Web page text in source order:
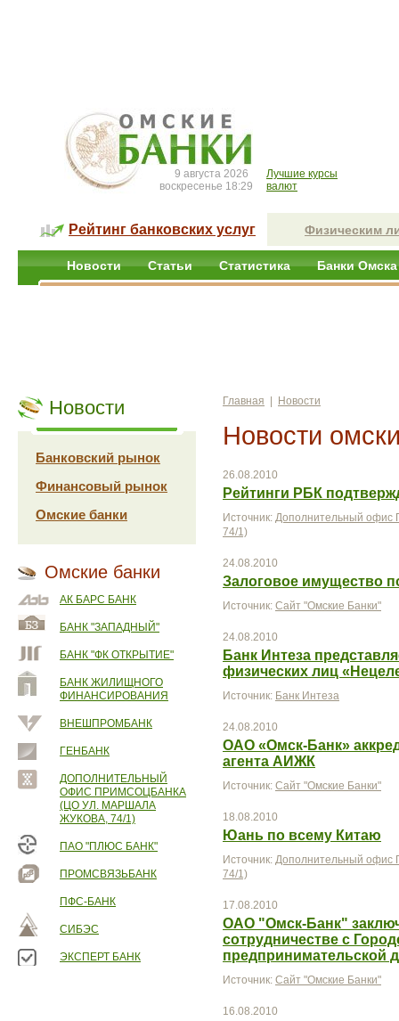
9 августа 2026
воскресенье 18:29
Лучшие курсы
валют
Рейтинг банковских услуг Физическим
Новости Статьи Статистика Банки Омска
Новости
Банковский рынок
Финансовый рынок
Омские банки
Омские банки
АК БАРС БАНК
БАНК "ЗАПАДНЫЙ"
БАНК "ФК ОТКРЫТИЕ"
БАНК ЖИЛИЩНОГО
ФИНАНСИРОВАНИЯ
ВНЕШПРОМБАНК
ГЕНБАНК
ДОПОЛНИТЕЛЬНЫЙ
ОФИС ПРИМСОЦБАНКА
(ЦО УЛ. МАРШАЛА
ЖУКОВА, 74/1)
ПАО "ПЛЮС БАНК"
ПРОМСВЯЗЬБАНК
ПФС-БАНК
СИБЭС
ЭКСПЕРТ БАНК
Главная Новости
Новости
26.08.2010
Рейтинги РБК
Источник: Дополнительный офис
74/1)
24.08.2010
Залоговое имущество
Источник: Сайт "Омские Банки"
24.08.2010
Банк Интеза
физических лиц
Источник: Банк Интеза
24.08.2010
ОАО «Омск-Банк»
агента АИЖК
Источник: Сайт "Омские Банки"
18.08.2010
Юань по всему Китаю
Источник: Дополнительный офис
74/1)
17.08.2010
ОАО "Омск-Банк"
сотрудничестве с
предпринимательской
Источник: Сайт "Омские Банки"
16.08.2010